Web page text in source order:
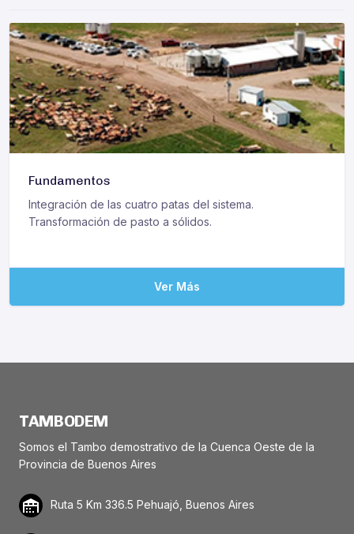
Fundamentos
Integración de las cuatro patas del sistema.
Transformación de pasto a sólidos.
Ver Más
TAMBODEM
Somos el Tambo demostrativo de la Cuenca Oeste de la
Provincia de Buenos Aires
Ruta 5 Km 336.5 Pehuajó, Buenos Aires